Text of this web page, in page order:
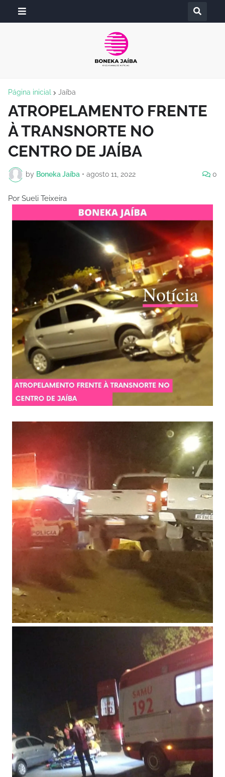
Página inicial Jaíba
ATROPELAMENTO FRENTE
À TRANSNORTE NO
CENTRO DE JAÍBA
by Boneka Jaíba • agosto 11, 2022 0
Por Sueli Teixeira